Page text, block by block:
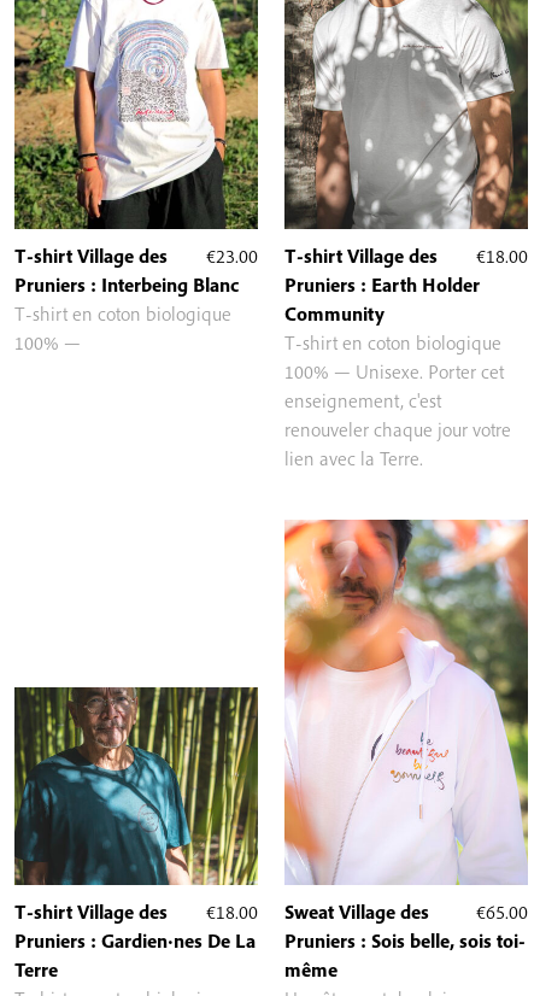
€23.00
T-shirt Village des
Pruniers : Interbeing Blanc
T-shirt en coton biologique
100% —
€18.00
T-shirt Village des
Pruniers : Earth Holder
Community
T-shirt en coton biologique
100% — Unisexe. Porter cet
enseignement, c'est
renouveler chaque jour votre
lien avec la Terre.
€18.00
T-shirt Village des
Pruniers : Gardien·nes De La
Terre
€65.00
Sweat Village des
Pruniers : Sois belle, sois toi-
même